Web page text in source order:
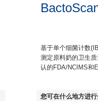
基于单个细菌计数
测定原料奶的卫生
认的FDA/NCIMS和
您可在什么地方进